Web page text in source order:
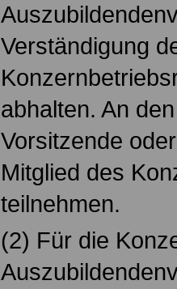
Verständigung
abhalten. An
Vorsitzende
Mitglied des
teilnehmen.
(2) Für die